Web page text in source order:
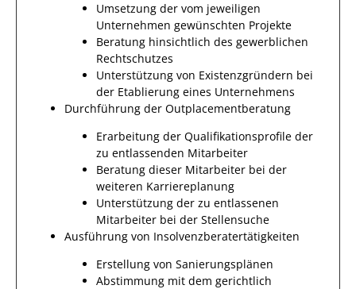
Umsetzung der vom jeweiligen
Unternehmen gewünschten Projekte
Beratung hinsichtlich des gewerblichen
Rechtschutzes
Unterstützung von Existenzgründern bei
der Etablierung eines Unternehmens
Durchführung der Outplacementberatung
Erarbeitung der Qualifikationsprofile der
zu entlassenden Mitarbeiter
Beratung dieser Mitarbeiter bei der
weiteren Karriereplanung
Unterstützung der zu entlassenen
Mitarbeiter bei der Stellensuche
Ausführung von Insolvenzberatertätigkeiten
Erstellung von Sanierungsplänen
Abstimmung mit dem gerichtlich